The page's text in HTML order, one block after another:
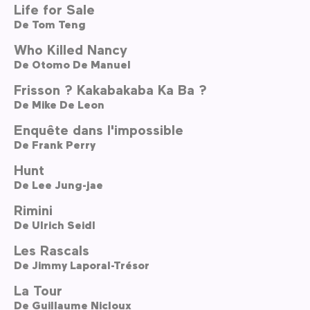
Life for Sale
De Tom Teng
Who Killed Nancy
De Otomo De Manuel
Frisson ? Kakabakaba Ka Ba ?
De Mike De Leon
Enquête dans l'impossible
De Frank Perry
Hunt
De Lee Jung-jae
Rimini
De Ulrich Seidl
Les Rascals
De Jimmy Laporal-Trésor
La Tour
De Guillaume Nicloux